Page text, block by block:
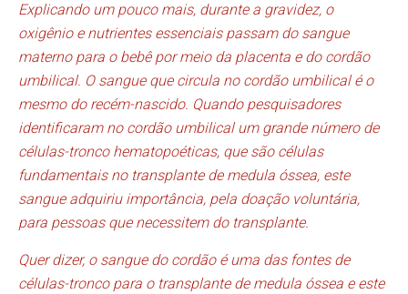
Explicando um pouco mais, durante a gravidez, o
oxigênio e nutrientes essenciais passam do sangue
materno para o bebê por meio da placenta e do cordão
umbilical. O sangue que circula no cordão umbilical é o
mesmo do recém-nascido. Quando pesquisadores
identificaram no cordão umbilical um grande número de
células-tronco hematopoéticas, que são células
fundamentais no transplante de medula óssea, este
sangue adquiriu importância, pela doação voluntária,
para pessoas que necessitem do transplante.
Quer dizer, o sangue do cordão é uma das fontes de
células-tronco para o transplante de medula óssea e este